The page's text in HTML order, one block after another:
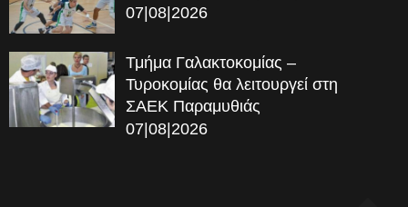
07|08|2026
Τμήμα Γαλακτοκομίας –
Τυροκομίας θα λειτουργεί στη
ΣΑΕΚ Παραμυθιάς
07|08|2026